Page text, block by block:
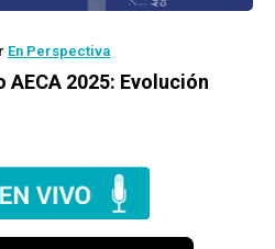
En Perspectiva
2025: Evolución